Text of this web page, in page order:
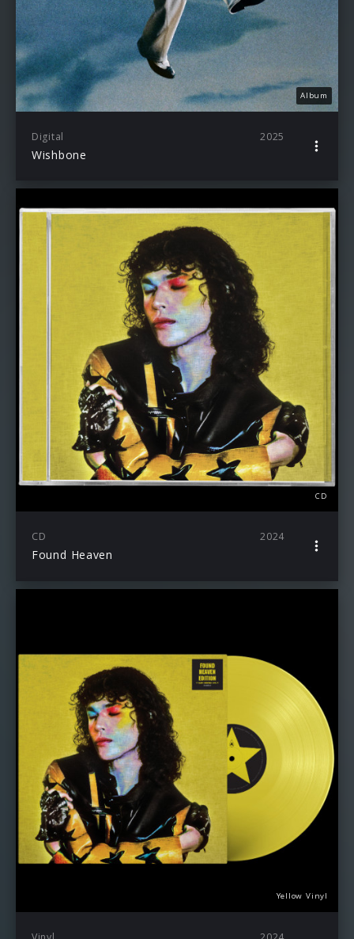
Album
Digital 2025
Wishbone
CD
CD 2024
Found Heaven
Yellow Vinyl